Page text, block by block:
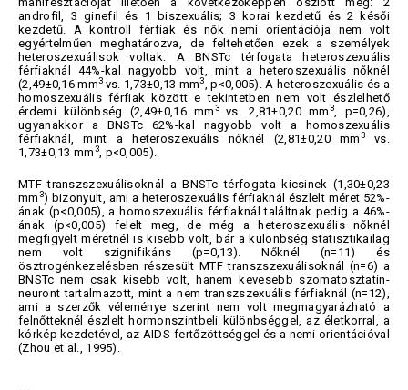
androfil, 3 ginefil és 1 biszexuális; 3 korai kezdetű és 2 késői
kezdetű. A kontroll férfiak és nők nemi orientációja nem volt
egyértelműen meghatározva, de feltehetően ezek a személyek
heteroszexuálisok voltak. A BNSTc térfogata heteroszexuális
férfiaknál 44%-kal nagyobb volt, mint a heteroszexuális nőknél
(2,49±0,16 mm3 vs. 1,73±0,13 mm3, p<0,005). A heteroszexuális és a
homoszexuális férfiak között e tekintetben nem volt észlelhető
érdemi különbség (2,49±0,16 mm3vs. 2,81±0,20 mm3, p=0,26),
ugyanakkor a BNSTc 62%-kal nagyobb volt a homoszexuális
férfiaknál, mint a heteroszexuális nőknél (2,81±0,20 mm3vs.
1,73±0,13 mm3, p<0,005).
MTF transzszexuálisoknál a BNSTc térfogata kicsinek (1,30±0,23
mm3) bizonyult, ami a heteroszexuális férfiaknál észlelt méret 52%-
ának (p<0,005), a homoszexuális férfiaknál találtnak pedig a 46%-
ának (p<0,005) felelt meg, de még a heteroszexuális nőknél
megfigyelt méretnél is kisebb volt, bár a különbség statisztikailag
nem volt szignifikáns (p=0,13). Nőknél (n=11) és
ösztrogénkezelésben részesült MTF transzszexuálisoknál (n=6) a
BNSTc nem csak kisebb volt, hanem kevesebb szomatosztatin-
neuront tartalmazott, mint a nem transzszexuális férfiaknál (n=12),
ami a szerzők véleménye szerint nem volt megmagyarázható a
felnőtteknél észlelt hormonszintbeli különbséggel, az életkorral, a
kórkép kezdetével, az AIDS-fertőzöttséggel és a nemi orientációval
(Zhou et al., 1995).